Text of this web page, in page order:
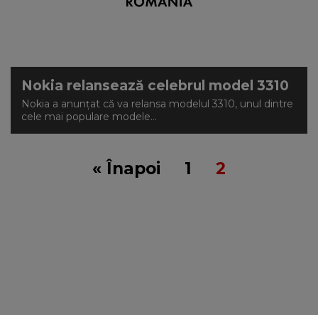
Nokia relansează celebrul model 3310
Nokia a anunțat că va relansa modelul 3310, unul dintre
cele mai populare modele...
« Înapoi 1 2